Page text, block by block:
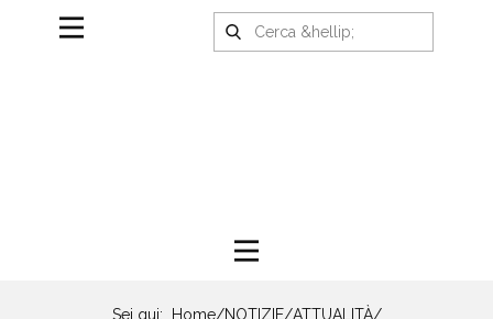
Sei qui: Home/NOTIZIE/ATTUALITÀ/